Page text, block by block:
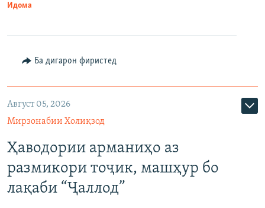
Идома
Ба дигарон фиристед
Август 05, 2026
Мирзонабии Холиқзод
Ҳаводории арманиҳо аз
размикори тоҷик, машҳур бо
лақаби “Ҷаллод”